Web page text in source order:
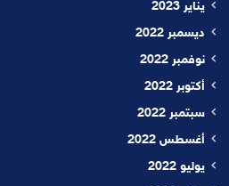
يناير 2023
ديسمبر 2022
نوفمبر 2022
أكتوبر 2022
سبتمبر 2022
أغسطس 2022
يوليو 2022